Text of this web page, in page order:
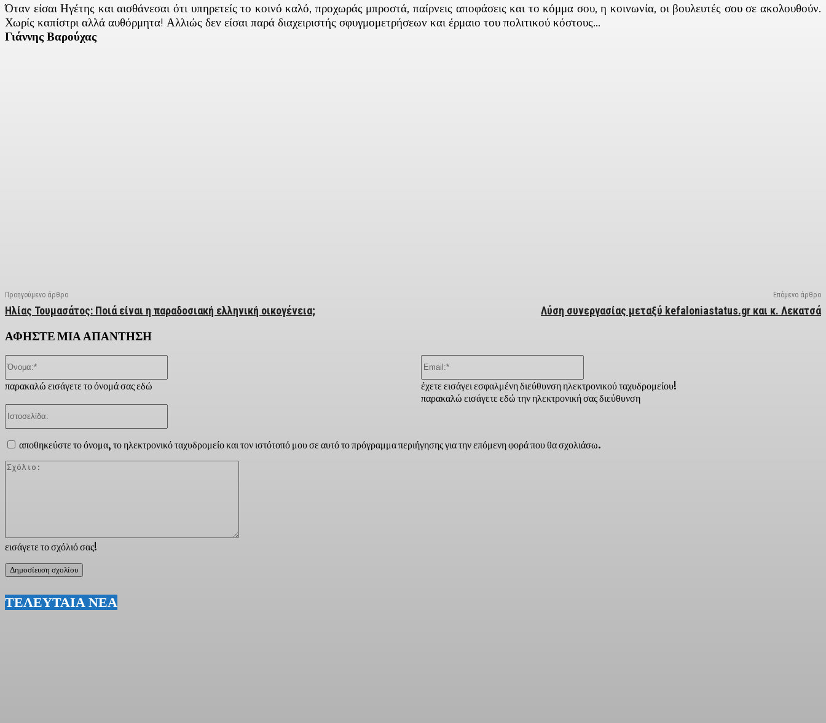
Όταν είσαι Ηγέτης και αισθάνεσαι ότι υπηρετείς το κοινό καλό, προχωράς μπροστά, παίρνεις αποφάσεις και το κόμμα σου, η κοινωνία, οι βουλευτές σου σε ακολουθούν.
Χωρίς καπίστρι αλλά αυθόρμητα! Αλλιώς δεν είσαι παρά διαχειριστής σφυγμομετρήσεων και έρμαιο του πολιτικού κόστους…
Γιάννης Βαρούχας
Προηγούμενο άρθρο
Ηλίας Τουμασάτος: Ποιά είναι η παραδοσιακή ελληνική οικογένεια;
Επόμενο άρθρο
Λύση συνεργασίας μεταξύ kefaloniastatus.gr και κ. Λεκατσά
ΑΦΗΣΤΕ ΜΙΑ ΑΠΑΝΤΗΣΗ
εισάγετε το σχόλιό σας!
παρακαλώ εισάγετε το όνομά σας εδώ
έχετε εισάγει εσφαλμένη διεύθυνση ηλεκτρονικού ταχυδρομείου!
παρακαλώ εισάγετε εδώ την ηλεκτρονική σας διεύθυνση
αποθηκεύστε το όνομα, το ηλεκτρονικό ταχυδρομείο και τον ιστότοπό μου σε αυτό το πρόγραμμα περιήγησης για την επόμενη φορά που θα σχολιάσω.
ΤΕΛΕΥΤΑΙΑ ΝΕΑ